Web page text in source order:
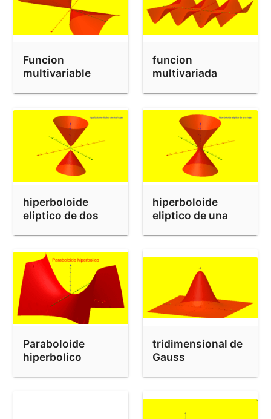
Funcion
multivariable
funcion
multivariada
hiperboloide
eliptico de dos
hiperboloide
eliptico de una
Paraboloide
hiperbolico
tridimensional de
Gauss